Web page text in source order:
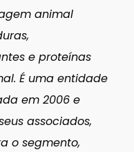
animal
e proteínas
É uma entidade
em 2006 e
associados,
o segmento,